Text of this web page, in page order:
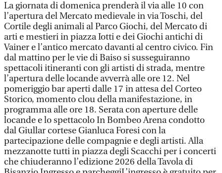
La giornata di domenica prenderà il via alle 10 con
l’apertura del Mercato medievale in via Toschi, del
Cortile degli animali al Parco Giochi, del Mercato di
arti e mestieri in piazza Iotti e dei Giochi antichi di
Vainer e l’antico mercato davanti al centro civico. Fin
dal mattino per le vie di Baiso si susseguiranno
spettacoli itineranti con gli artisti di strada, mentre
l’apertura delle locande avverrà alle ore 12. Nel
pomeriggio bar aperti dalle 17 in attesa del Corteo
Storico, momento clou della manifestazione, in
programma alle ore 18. Serata con aperture delle
locande e lo spettacolo In Bombeo Arena condotto
dal Giullar cortese Gianluca Foresi con la
partecipazione delle compagnie e degli artisti. Alla
mezzanotte tutti in piazza degli Scacchi per i concerti
che chiuderanno l’edizione 2026 della Tavola di